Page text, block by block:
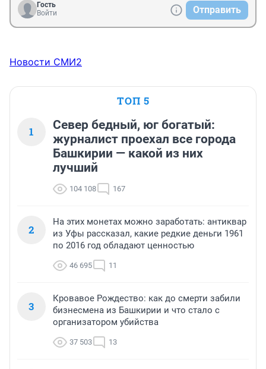
Гость
Войти
Отправить
Новости СМИ2
ТОП 5
1
Север бедный, юг богатый:
журналист проехал все города
Башкирии — какой из них
лучший
104 108 167
2
На этих монетах можно заработать: антиквар
из Уфы рассказал, какие редкие деньги 1961
по 2016 год обладают ценностью
46 695 11
3
Кровавое Рождество: как до смерти забили
бизнесмена из Башкирии и что стало с
организатором убийства
37 503 13